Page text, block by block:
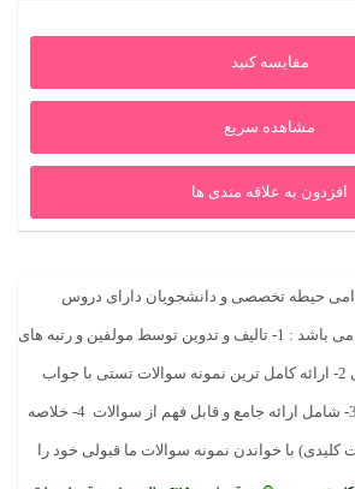
16,250,000ریال
2,700,000ریال
مقایسه کنید
مشاهده سریع
افزدون به علاقه مندی ها